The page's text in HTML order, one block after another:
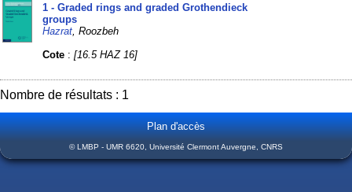
1 - Graded rings and graded Grothendieck
groups
Hazrat , Roozbeh
Cote :[16.5 HAZ 16]
Nombre de résultats : 1
Plan d'accès
© LMBP - UMR 6620, Université Clermont Auvergne, CNRS